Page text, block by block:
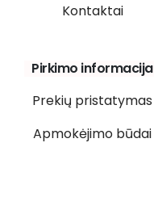
Kontaktai
Pirkimo informacija
Prekių pristatymas
Apmokėjimo būdai